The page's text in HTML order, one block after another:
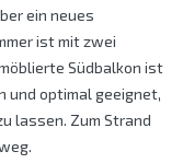
ein neues
ist mit zwei
Südbalkon ist
und optimal geeignet,
lassen. Zum Strand